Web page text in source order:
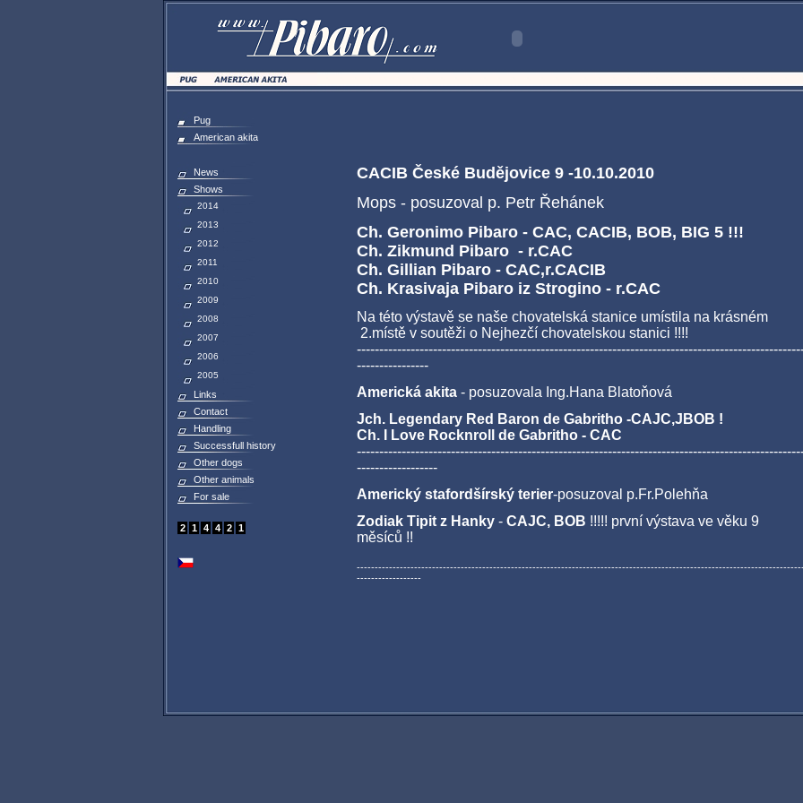
Pug
American akita
News
Shows
2014
2013
2012
2011
2010
2009
2008
2007
2006
2005
Links
Contact
Handling
Successfull history
Other dogs
Other animals
For sale
2 1 4 4 2 1
CACIB České Budějovice 9 -10.10.2010
Mops - posuzoval p. Petr Řehánek
Ch. Geronimo Pibaro - CAC, CACIB, BOB, BIG 5 !!!
Ch. Zikmund Pibaro - r.CAC
Ch. Gillian Pibaro - CAC,r.CACIB
Ch. Krasivaja Pibaro iz Strogino - r.CAC
Na této výstavě se naše chovatelská stanice umístila na krásném
2.místě v soutěži o Nejhezčí chovatelskou stanici !!!!
----------------
Americká akita - posuzovala Ing.Hana Blatoňová
Jch. Legendary Red Baron de Gabritho -CAJC,JBOB !
Ch. I Love Rocknroll de Gabritho - CAC
------------------
Americký stafordšírský terier-posuzoval p.Fr.Polehňa
Zodiak Tipit z Hanky - CAJC, BOB !!!!! první výstava ve věku 9
měsíců !!
------------------